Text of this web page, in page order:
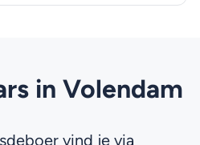
in Volendam
vind je via